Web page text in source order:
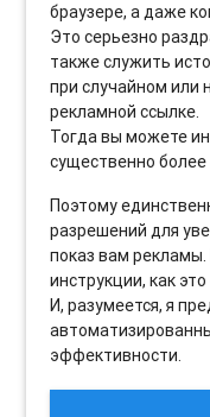
браузере, а даже
Это серьезно
также служить
при случайном или
рекламной ссылке.
Тогда вы можете
существенно
Поэтому
разрешений для
показ вам
инструкции, как
И, разумеется, я
эффективности.